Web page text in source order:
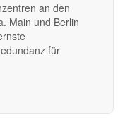
an den
Main und Berlin
für